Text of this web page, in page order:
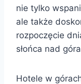
nie tylko
ale także
rozpoczęcie
słońca nad
Hotele w